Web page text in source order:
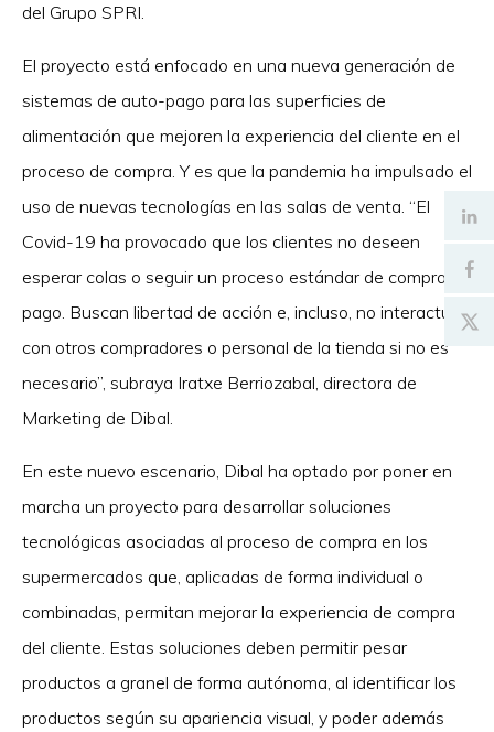
del Grupo SPRI.
El proyecto está enfocado en una nueva generación de
sistemas de auto-pago para las superficies de
alimentación que mejoren la experiencia del cliente en el
proceso de compra. Y es que la pandemia ha impulsado el
uso de nuevas tecnologías en las salas de venta. “El
Covid-19 ha provocado que los clientes no deseen
esperar colas o seguir un proceso estándar de compra y
pago. Buscan libertad de acción e, incluso, no interactuar
con otros compradores o personal de la tienda si no es
necesario”, subraya Iratxe Berriozabal, directora de
Marketing de Dibal.
En este nuevo escenario, Dibal ha optado por poner en
marcha un proyecto para desarrollar soluciones
tecnológicas asociadas al proceso de compra en los
supermercados que, aplicadas de forma individual o
combinadas, permitan mejorar la experiencia de compra
del cliente. Estas soluciones deben permitir pesar
productos a granel de forma autónoma, al identificar los
productos según su apariencia visual, y poder además